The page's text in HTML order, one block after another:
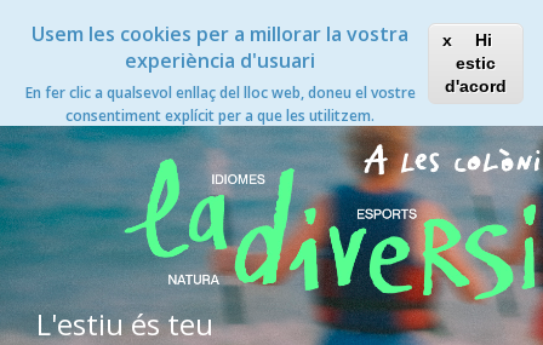
Usem les cookies per a millorar la vostra
experiència d'usuari
En fer clic a qualsevol enllaç del lloc web, doneu el vostre
consentiment explícit per a que les utilitzem.
Hi
estic
d'acord
Toggle
Xanascat
Toggle
navigation
L'estiu és teu
L'estiu és teu